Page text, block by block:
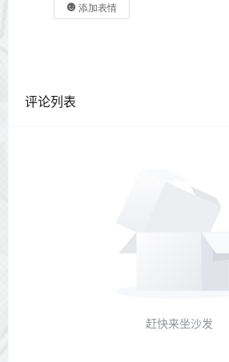
添加表情
评论列表
赶快来坐沙发